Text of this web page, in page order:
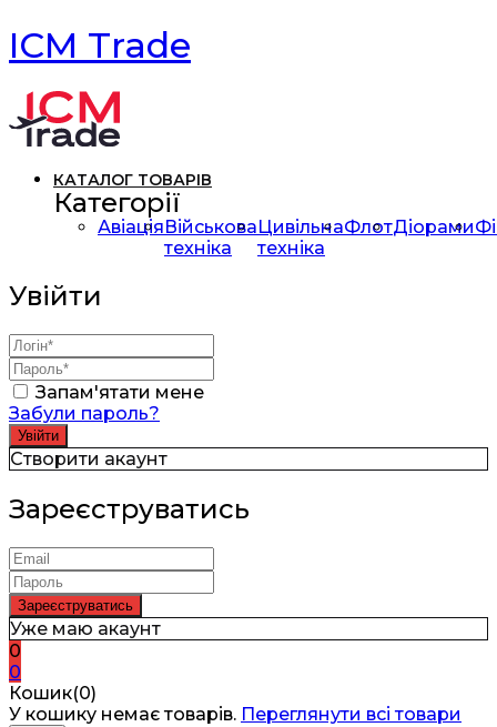
ICM Trade
КАТАЛОГ ТОВАРІВ
Категорії
АвіаціяВійськова
техніка
Цивільна
техніка
ФлотДіорами
Увійти
Запам'ятати мене
Забули пароль?
Створити акаунт
Зареєструватись
Уже маю акаунт
0
0
Кошик(0)
У кошику немає товарів. Переглянути всі товари